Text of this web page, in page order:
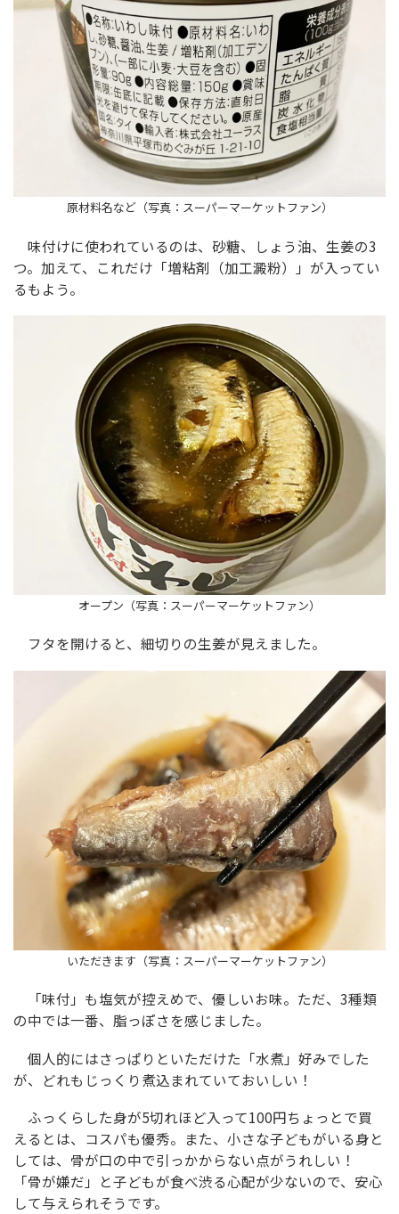
原材料名など（写真：スーパーマーケットファン）
味付けに使われているのは、砂糖、しょう油、生姜の3
つ。加えて、これだけ「増粘剤（加工澱粉）」が入ってい
るもよう。
オープン（写真：スーパーマーケットファン）
フタを開けると、細切りの生姜が見えました。
いただきます（写真：スーパーマーケットファン）
「味付」も塩気が控えめで、優しいお味。ただ、3種類
の中では一番、脂っぽさを感じました。
個人的にはさっぱりといただけた「水煮」好みでした
が、どれもじっくり煮込まれていておいしい！
ふっくらした身が5切れほど入って100円ちょっとで買
えるとは、コスパも優秀。また、小さな子どもがいる身と
しては、骨が口の中で引っかからない点がうれしい！
「骨が嫌だ」と子どもが食べ渋る心配が少ないので、安心
して与えられそうです。